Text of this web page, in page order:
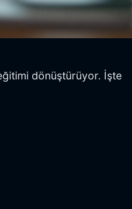
dönüştürüyor. İşte